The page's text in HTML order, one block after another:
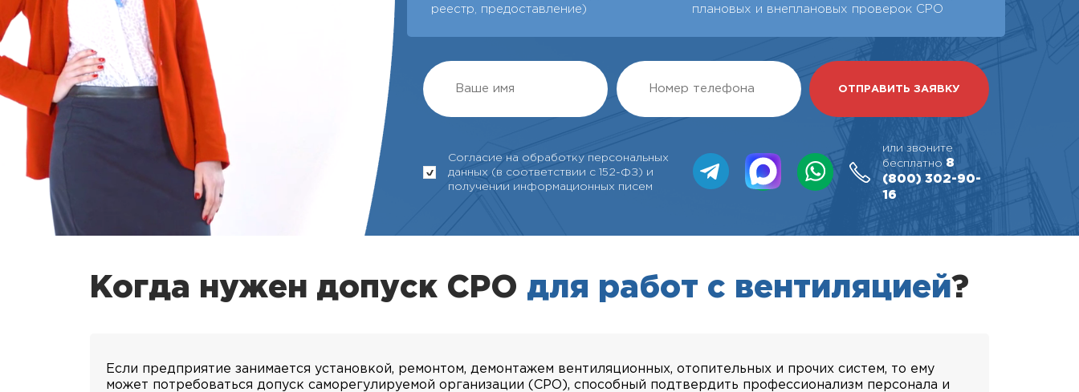
реестр, предоставление)
плановых и внеплановых проверок СРО
Согласие на обработку персональных
данных (в соответствии с 152-ФЗ) и
получении информационных писем
или звоните
бесплатно 8
(800) 302-90-
16
Когда нужен допуск СРО для работ с вентиляцией?
Если предприятие занимается установкой, ремонтом, демонтажем вентиляционных, отопительных и прочих систем, то ему
может потребоваться допуск саморегулируемой организации (СРО), способный подтвердить профессионализм персонала и